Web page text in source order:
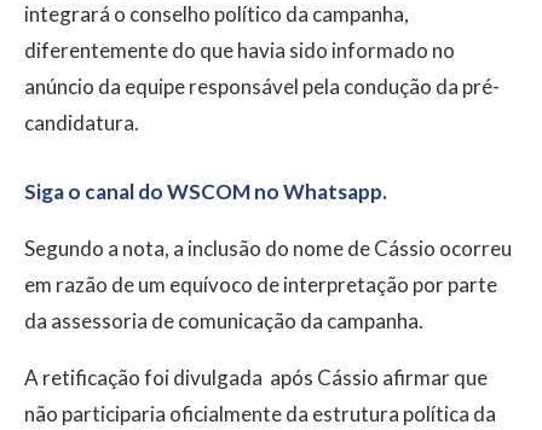
integrará o conselho político da campanha,
diferentemente do que havia sido informado no
anúncio da equipe responsável pela condução da pré-
candidatura.
Siga o canal do WSCOM no Whatsapp.
Segundo a nota, a inclusão do nome de Cássio ocorreu
em razão de um equívoco de interpretação por parte
da assessoria de comunicação da campanha.
A retificação foi divulgada após Cássio afirmar que
não participaria oficialmente da estrutura política da